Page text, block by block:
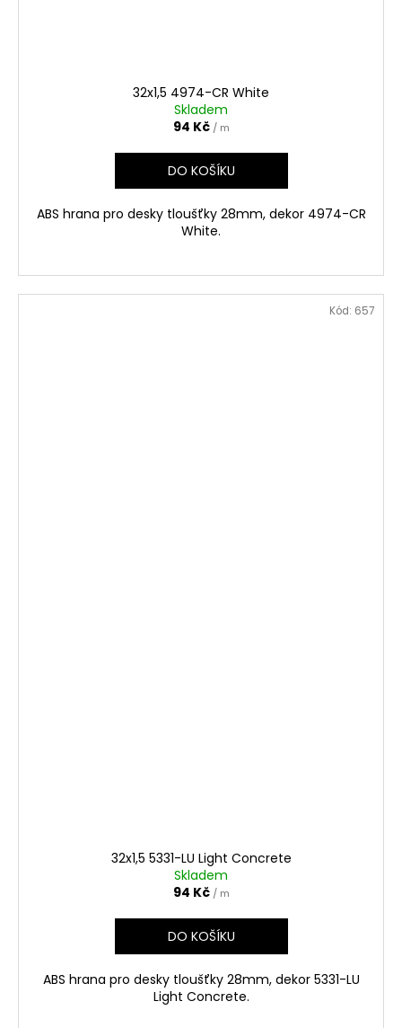
32x1,5 4974-CR White
Skladem
94 Kč / m
DO KOŠÍKU
ABS hrana pro desky tloušťky 28mm, dekor 4974-CR
White.
32x1,5 5331-LU Light Concrete
Skladem
94 Kč / m
DO KOŠÍKU
ABS hrana pro desky tloušťky 28mm, dekor 5331-LU
Light Concrete.
Kód: 657